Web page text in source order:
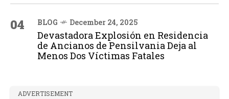
04 BLOG December 24, 2025
Devastadora Explosión en Residencia
de Ancianos de Pensilvania Deja al
Menos Dos Víctimas Fatales
ADVERTISEMENT